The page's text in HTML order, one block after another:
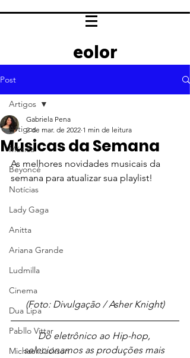
eolor
Post
Artigos
Música
Beyoncé
Notícias
Lady Gaga
Anitta
Ariana Grande
Ludmilla
Cinema
Dua Lipa
Pabllo Vittar
Michael Jackson
Artigos
Músicas da Semana
Gabriela Pena
2 de mar. de 2022 1 min de leitura
As melhores novidades musicais da
semana para atualizar sua playlist!
(Foto: Divulgação / Asher Knight)
Do eletrônico ao Hip-hop,
selecionamos as produções mais